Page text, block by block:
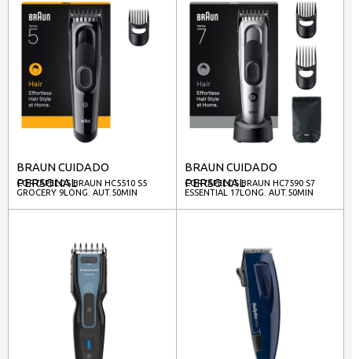
BRAUN CUIDADO
PERSONAL
CORTAPELOS BRAUN HC5510 S5
GROCERY 9LONG. AUT.50MIN
BRAUN CUIDADO
PERSONAL
CORTAPELOS BRAUN HC7590 S7
ESSENTIAL 17LONG. AUT.50MIN